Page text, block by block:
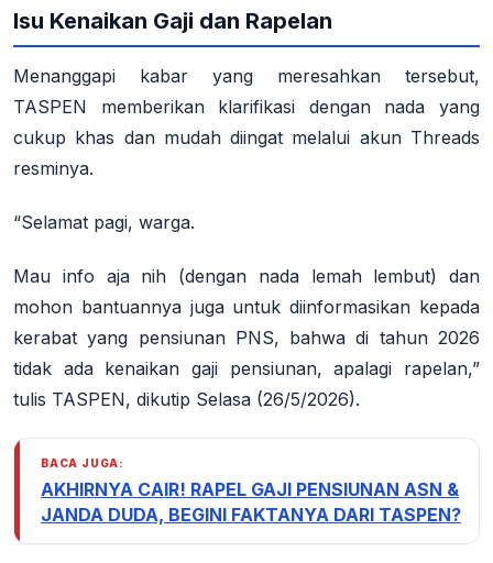
Isu Kenaikan Gaji dan Rapelan
Menanggapi kabar yang meresahkan tersebut,
TASPEN memberikan klarifikasi dengan nada yang
cukup khas dan mudah diingat melalui akun Threads
resminya.
“Selamat pagi, warga.
Mau info aja nih (dengan nada lemah lembut) dan
mohon bantuannya juga untuk diinformasikan kepada
kerabat yang pensiunan PNS, bahwa di tahun 2026
tidak ada kenaikan gaji pensiunan, apalagi rapelan,”
tulis TASPEN, dikutip Selasa (26/5/2026).
BACA JUGA:
AKHIRNYA CAIR! RAPEL GAJI PENSIUNAN ASN &
JANDA DUDA, BEGINI FAKTANYA DARI TASPEN?